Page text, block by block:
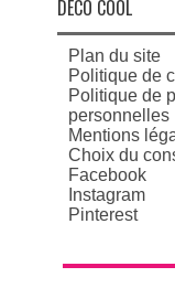
DÉCO COOL
Plan du site
Politique de
Politique de
personnelles
Mentions
Choix du
Facebook
Instagram
Pinterest